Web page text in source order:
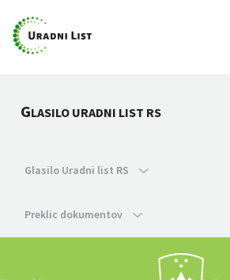
GLASILO URADNI LIST RS
Glasilo Uradni list RS
Preklic dokumentov